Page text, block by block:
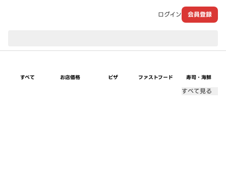
ログイン 会員登録
すべて お店価格 ピザ ファストフード 寿司・海鮮
すべて見る